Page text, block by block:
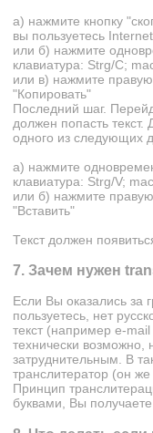
а) нажмите кнопку
вы пользуетесь
или б) нажмите
клавиатура: Strg/C;
или в) нажмите
"Копировать"
Последний шаг.
должен попасть текст.
одного из следующих
а) нажмите
клавиатура: Strg/V;
или б) нажмите
"Вставить"
Текст должен
7. Зачем нужен
Если Вы оказались за
пользуетесь, нет
текст (например e-
технически возможно,
затруднительным. В
транслитератор (он
Принцип
буквами, Вы